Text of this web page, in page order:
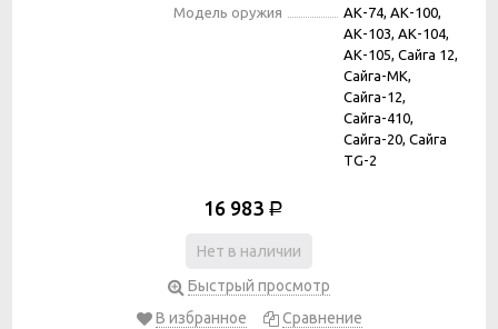
Модель оружия
АК-74, АК-100,
АК-103, АК-104,
АК-105, Сайга 12,
Сайга-МК,
Сайга-12,
Сайга-410,
Сайга-20, Сайга
TG-2
16 983 Р
Нет в наличии
Быстрый просмотр
В избранное
Сравнение